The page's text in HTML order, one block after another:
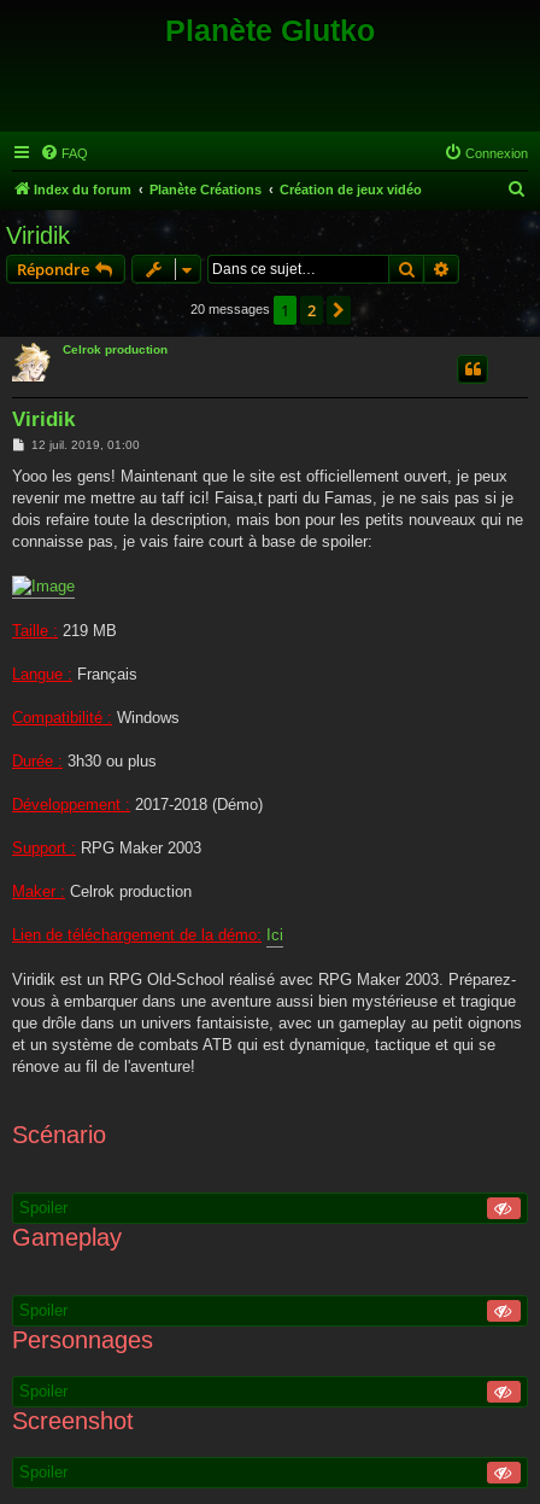
Planète Glutko
FAQ Connexion
Index du forum Planète Créations Création de jeux vidéo
Viridik
Répondre RechercherRecherche
20 messages 1 2 Suivante
Celrok production
Viridik
M
s
a
g
12 juil. 2019, 01:00
Yooo les gens! Maintenant que le site est officiellement ouvert, je peux
revenir me mettre au taff ici! Faisa,t parti du Famas, je ne sais pas si je
dois refaire toute la description, mais bon pour les petits nouveaux qui ne
connaisse pas, je vais faire court à base de spoiler:
Taille : 219 MB
Langue : Français
Compatibilité : Windows
Durée : 3h30 ou plus
Développement : 2017-2018 (Démo)
Support : RPG Maker 2003
Maker : Celrok production
Lien de téléchargement de la démo: Ici
Viridik est un RPG Old-School réalisé avec RPG Maker 2003. Préparez-
vous à embarquer dans une aventure aussi bien mystérieuse et tragique
que drôle dans un univers fantaisiste, avec un gameplay au petit oignons
et un système de combats ATB qui est dynamique, tactique et qui se
rénove au fil de l'aventure!
Scénario
Spoiler
Gameplay
Spoiler
Personnages
Spoiler
Screenshot
Spoiler